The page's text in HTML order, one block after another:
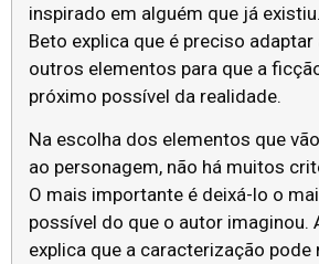
inspirado em alguém que já
Beto explica que é preciso
outros elementos para que a
próximo possível da realidade.
Na escolha dos elementos que
ao personagem, não há muitos
O mais importante é deixá-lo o
possível do que o autor imaginou.
explica que a caracterização pode